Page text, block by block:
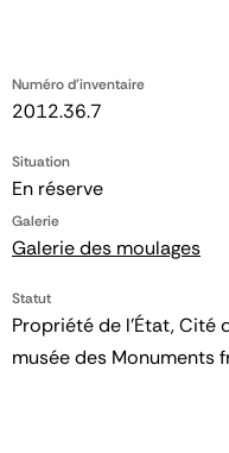
Numéro d'inventaire
2012.36.7
Situation
En réserve
Galerie
Galerie des moulages
Statut
Propriété de l’État, Cité
musée des Monuments